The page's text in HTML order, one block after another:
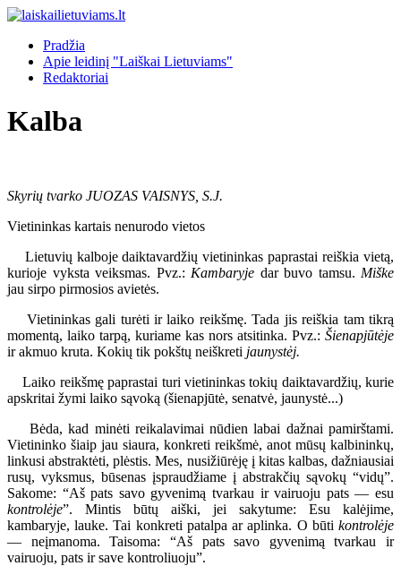
Pradžia
Apie leidinį "Laiškai Lietuviams"
Redaktoriai
Kalba
Skyrių tvarko JUOZAS VAISNYS, S.J.
Vietininkas kartais nenurodo vietos
Lietuvių kalboje daiktavardžių vietininkas paprastai reiškia vietą,
kurioje vyksta veiksmas. Pvz.: Kambaryje dar buvo tamsu. Miške
jau sirpo pirmosios avietės.
Vietininkas gali turėti ir laiko reikšmę. Tada jis reiškia tam tikrą
momentą, laiko tarpą, kuriame kas nors atsitinka. Pvz.: Šienapjūtėje
ir akmuo kruta. Kokių tik pokštų neiškreti jaunystėj.
Laiko reikšmę paprastai turi vietininkas tokių daiktavardžių, kurie
apskritai žymi laiko sąvoką (šienapjūtė, senatvė, jaunystė...)
Bėda, kad minėti reikalavimai nūdien labai dažnai pamirštami.
Vietininko šiaip jau siaura, konkreti reikšmė, anot mūsų kalbininkų,
linkusi abstraktėti, plėstis. Mes, nusižiūrėję į kitas kalbas, dažniausiai
rusų, vyksmus, būsenas įspraudžiame į abstrakčių sąvokų “vidų”.
Sakome: “Aš pats savo gyvenimą tvarkau ir vairuoju pats — esu
kontrolėje”. Mintis būtų aiški, jei sakytume: Esu kalėjime,
kambaryje, lauke. Tai konkreti patalpa ar aplinka. O būti kontrolėje
— neįmanoma. Taisoma: “Aš pats savo gyvenimą tvarkau ir
vairuoju, pats ir save kontroliuoju”.